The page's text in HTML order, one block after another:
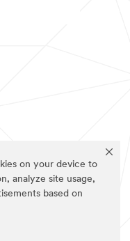
on your device to
analyze site usage,
based on